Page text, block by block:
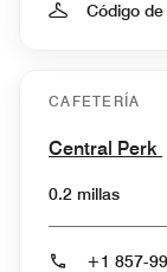
Código
CAFETERÍA
Central Perk
0.2 millas
+1 857-